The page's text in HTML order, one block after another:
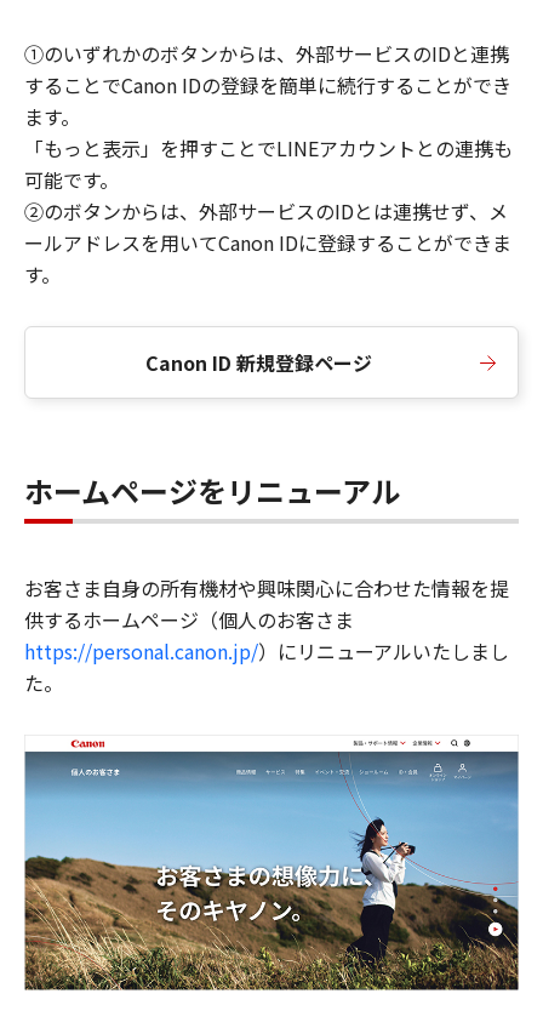
①のいずれかのボタンからは、外部サービスのIDと連携
することでCanon IDの登録を簡単に続行することができ
ます。
「もっと表示」を押すことでLINEアカウントとの連携も
可能です。
②のボタンからは、外部サービスのIDとは連携せず、メ
ールアドレスを用いてCanon IDに登録することができま
す。
Canon ID 新規登録ページ
ホームページをリニューアル
お客さま自身の所有機材や興味関心に合わせた情報を提
供するホームページ（個人のお客さま
https://personal.canon.jp/）にリニューアルいたしまし
た。